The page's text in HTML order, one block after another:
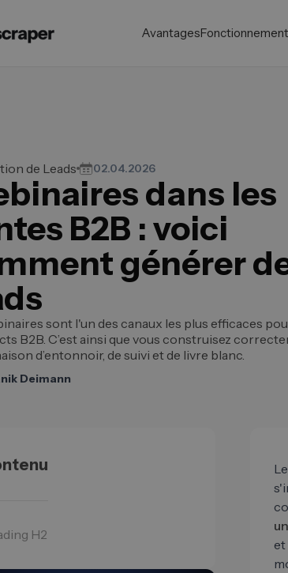
AvantagesFonctionnement
de Leads 02.04.2026
dans les
B2B : voici
générer
sont l'un des canaux les plus efficaces
B2B. C’est ainsi que vous construisez
d’entonnoir, de suivi et de livre blanc.
Deimann
H2